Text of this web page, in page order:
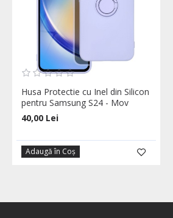
Husa Protectie cu Inel din Silicon
pentru Samsung S24 - Mov
40,00 Lei
Adaugă în Coş